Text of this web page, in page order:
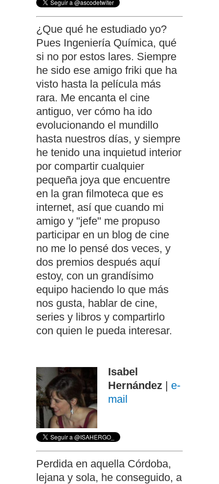
¿Que qué he estudiado yo?
Pues Ingeniería Química, qué
si no por estos lares. Siempre
he sido ese amigo friki que ha
visto hasta la película más
rara. Me encanta el cine
antiguo, ver cómo ha ido
evolucionando el mundillo
hasta nuestros días, y siempre
he tenido una inquietud interior
por compartir cualquier
pequeña joya que encuentre
en la gran filmoteca que es
internet, así que cuando mi
amigo y "jefe" me propuso
participar en un blog de cine
no me lo pensé dos veces, y
dos premios después aquí
estoy, con un grandísimo
equipo haciendo lo que más
nos gusta, hablar de cine,
series y libros y compartirlo
con quien le pueda interesar.
Isabel
Hernández | e-
mail
Perdida en aquella Córdoba,
lejana y sola, he conseguido, a